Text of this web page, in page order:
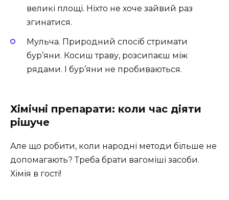
великі площі. Ніхто не хоче зайвий раз
згинатися.
Мульча. Природний спосіб стримати
бур’яни. Косиш траву, розсипаєш між
рядами. І бур’яни не пробиваються.
Хімічні препарати: коли час діяти
рішуче
Але що робити, коли народні методи більше не
допомагають? Треба брати вагоміші засоби.
Хімія в гості!